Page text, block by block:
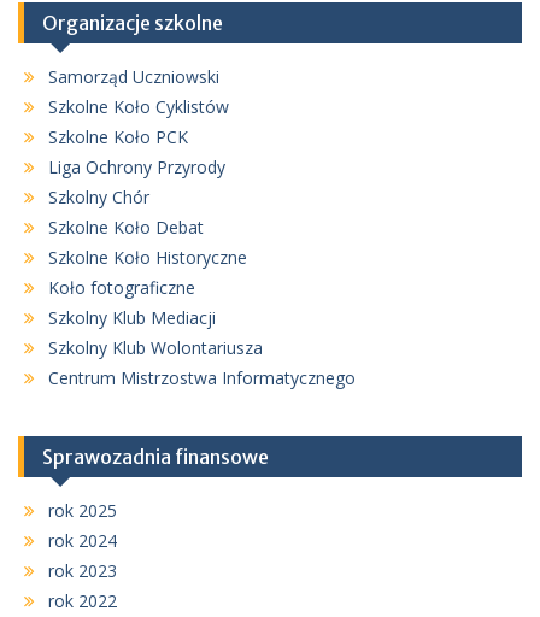
Organizacje szkolne
Samorząd Uczniowski
Szkolne Koło Cyklistów
Szkolne Koło PCK
Liga Ochrony Przyrody
Szkolny Chór
Szkolne Koło Debat
Szkolne Koło Historyczne
Koło fotograficzne
Szkolny Klub Mediacji
Szkolny Klub Wolontariusza
Centrum Mistrzostwa Informatycznego
Sprawozadnia finansowe
rok 2025
rok 2024
rok 2023
rok 2022